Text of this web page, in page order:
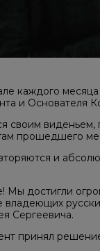
каждого
и Основателя
своим
прошедшего
и
Мы достигли
владеющих
Сергеевича.
принял